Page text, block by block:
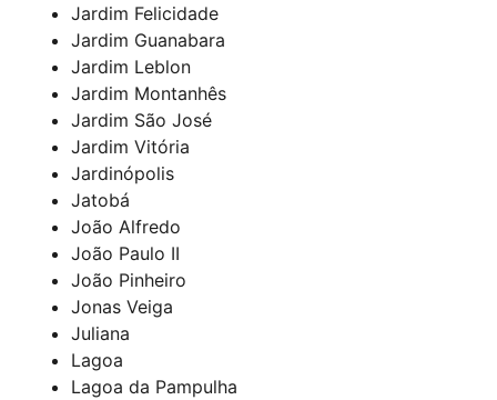
Jardim Felicidade
Jardim Guanabara
Jardim Leblon
Jardim Montanhês
Jardim São José
Jardim Vitória
Jardinópolis
Jatobá
João Alfredo
João Paulo II
João Pinheiro
Jonas Veiga
Juliana
Lagoa
Lagoa da Pampulha